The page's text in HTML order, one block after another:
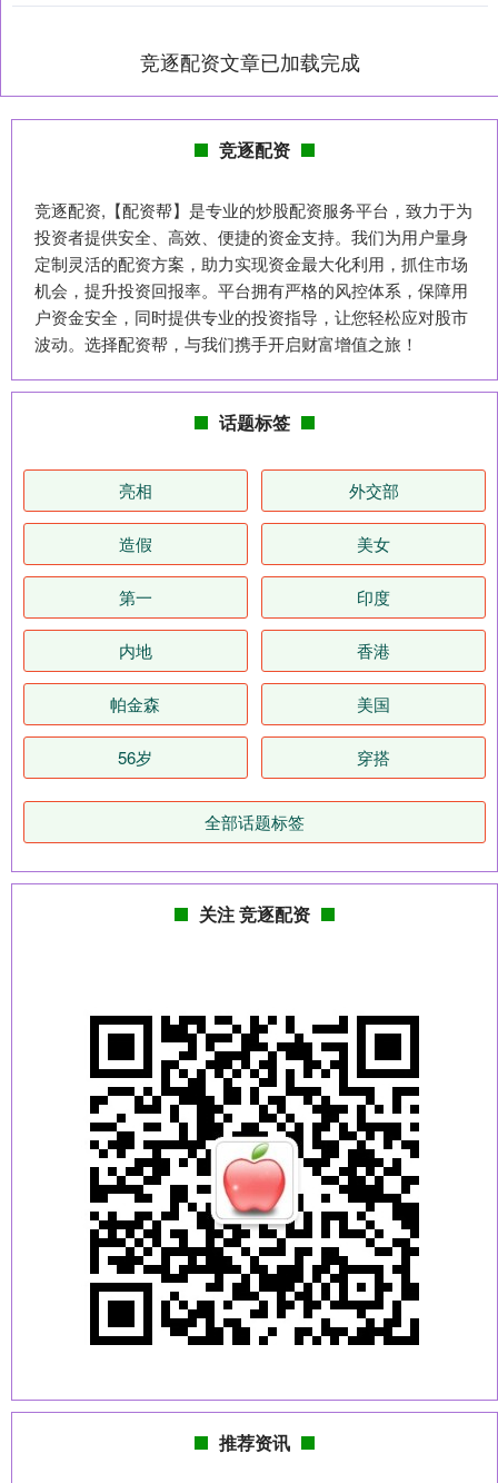
竞逐配资文章已加载完成
竞逐配资
竞逐配资,【配资帮】是专业的炒股配资服务平台，致力于为
投资者提供安全、高效、便捷的资金支持。我们为用户量身
定制灵活的配资方案，助力实现资金最大化利用，抓住市场
机会，提升投资回报率。平台拥有严格的风控体系，保障用
户资金安全，同时提供专业的投资指导，让您轻松应对股市
波动。选择配资帮，与我们携手开启财富增值之旅！
话题标签
亮相 外交部
造假 美女
第一 印度
内地 香港
帕金森 美国
56岁 穿搭
全部话题标签
关注 竞逐配资
推荐资讯